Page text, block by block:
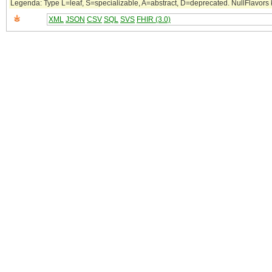
Legenda: Type L=leaf, S=specializable, A=abstract, D=deprecated.
XML JSON CSV SQL SVS FHIR (3.0)